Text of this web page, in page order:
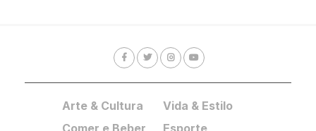
Arte & Cultura
Vida & Estilo